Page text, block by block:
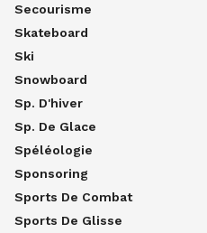
Secourisme
Skateboard
Ski
Snowboard
Sp. D'hiver
Sp. De Glace
Spéléologie
Sponsoring
Sports De Combat
Sports De Glisse